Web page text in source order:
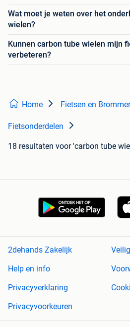
Wat moet je weten over het
wielen?
Kunnen carbon tube wielen mijn
verbeteren?
Home Fietsen en
Fietsonderdelen
18 resultaten voor 'carbon tube
2dehands Zakelijk
Help en info
Privacyverklaring
Privacyvoorkeuren